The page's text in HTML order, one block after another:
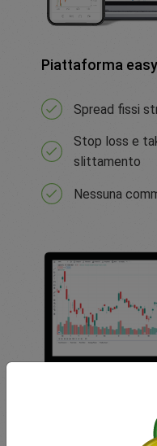
Piattaforma
Spread fissi
Stop loss e
slittamento
Nessuna
TradingView